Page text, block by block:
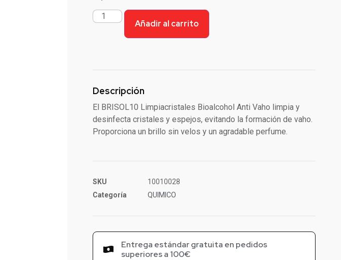
Añadir al carrito
Descripción
El BRISOL10 Limpiacristales Bioalcohol Anti Vaho limpia y
desinfecta cristales y espejos, evitando la formación de vaho.
Proporciona un brillo sin velos y un agradable perfume.
SKU
10010028
Categoría
QUIMICO
Entrega estándar gratuita en pedidos
superiores a 100€